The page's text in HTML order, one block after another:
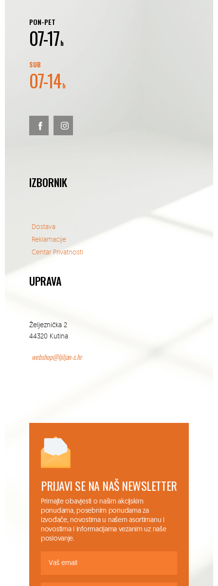
PON-PET
07-17h
SUB
07-14h
IZBORNIK
Dostava
Reklamacije
Centar Privatnosti
UPRAVA
Željeznička 2
44320 Kutina
webshop@ljiljan-s.hr
PRIJAVI SE NA NAŠ NEWSLETTER
Primajte obavjesti o našim akcijskim
ponudama, posebnim ponudama za
izvođače, novostima u našem asortimanu i
novostima i informacijama vezanim uz naše
poslovanje.